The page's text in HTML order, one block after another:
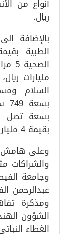
ريال.
بالإضافة
مليارات
السلام
بقيمة 4 مليارات ريال، وغيرها من الإطلاقات.
وعلى هامش
والشراكات
وجامعة
عبدالرحمن
ومذكرة
الشؤون
الغطاء